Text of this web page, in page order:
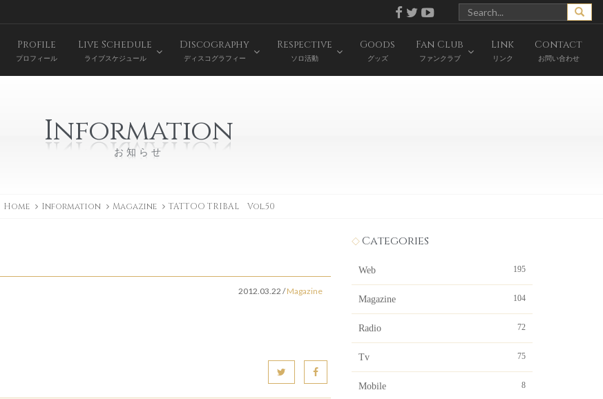
Profile
プロフィール
Live Schedule
ライブスケジュール
Discography
ディスコグラフィー
Respective
ソロ活動
Goods
グッズ
Fan Club
ファンクラブ
Link
リンク
Contact
お問い合わせ
Information
お知らせ
Home Information Magazine TATTOO TRIBAL Vol.50
2012.03.22 /Magazine
Categories
Web 195
Magazine 104
Radio 72
Tv 75
Mobile 8